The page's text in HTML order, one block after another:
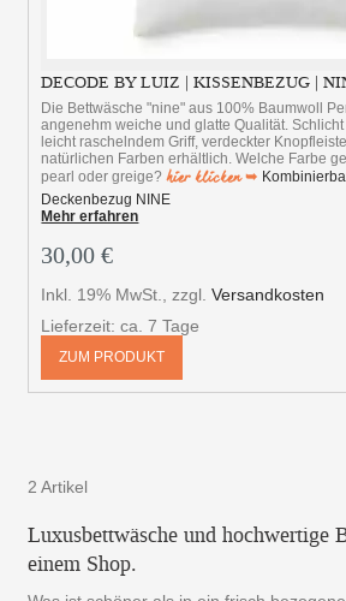
DECODE BY LUIZ | KISSENBEZUG |
Die Bettwäsche "nine" aus 100% Baumwoll
angenehm weiche und glatte Qualität.
leicht raschelndem Griff, verdeckter
natürlichen Farben erhältlich. Welche Farbe
pearl oder greige?hier klicken ➥
Deckenbezug NINE
Mehr erfahren
30,00 €
Inkl. 19% MwSt. ,zzgl.Versandkosten
Lieferzeit: ca. 7 Tage
ZUM PRODUKT
2 Artikel
Luxusbettwäsche und hochwertige
einem Shop.